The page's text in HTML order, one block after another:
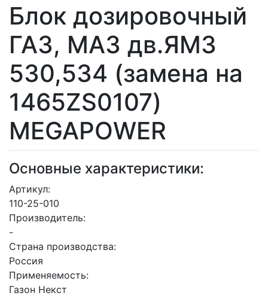
Блок дозировочный
ГАЗ, МАЗ дв.ЯМЗ
530,534 (замена на
1465ZS0107)
MEGAPOWER
Основные характеристики:
Артикул:
110-25-010
Производитель:
-
Страна производства:
Россия
Применяемость:
Газон Некст